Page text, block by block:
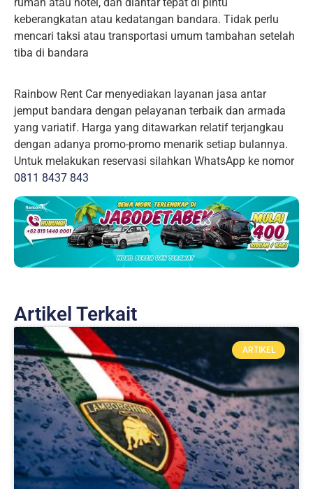
keberangkatan atau kedatangan bandara. Tidak perlu
mencari taksi atau transportasi umum tambahan setelah
tiba di bandara
Rainbow Rent Car menyediakan layanan jasa antar
jemput bandara dengan pelayanan terbaik dan armada
yang variatif. Harga yang ditawarkan relatif terjangkau
dengan adanya promo-promo menarik setiap bulannya.
Untuk melakukan reservasi silahkan WhatsApp ke nomor
0811 8437 843
Artikel Terkait
ARTIKEL